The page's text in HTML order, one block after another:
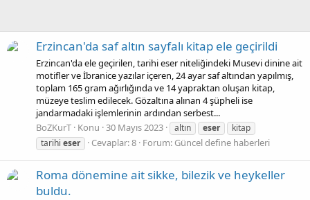
Erzincan'da saf altın sayfalı kitap ele geçirildi
Erzincan'da ele geçirilen, tarihi eser niteliğindeki Musevi dinine ait
motifler ve İbranice yazılar içeren, 24 ayar saf altından yapılmış,
toplam 165 gram ağırlığında ve 14 yapraktan oluşan kitap,
müzeye teslim edilecek. Gözaltına alınan 4 şüpheli ise
jandarmadaki işlemlerinin ardından serbest...
BoZKurT Konu 30 Mayıs 2023 altın eser
kitap
tarihi eser Cevaplar: 8 Forum: Güncel define haberleri
Roma dönemine ait sikke, bilezik ve heykeller
buldu.